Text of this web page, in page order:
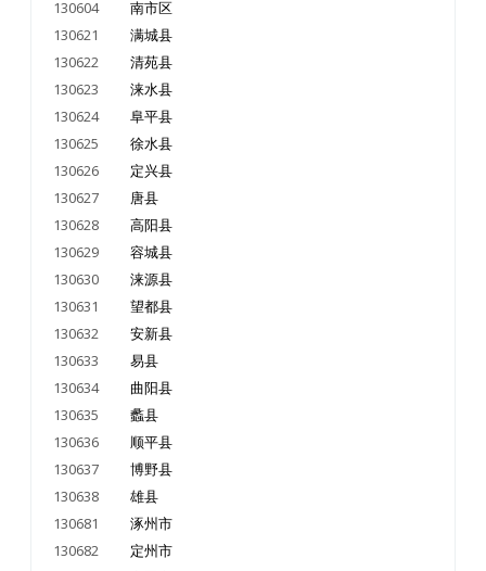
130604 南市区
130621 满城县
130622 清苑县
130623 涞水县
130624 阜平县
130625 徐水县
130626 定兴县
130627 唐县
130628 高阳县
130629 容城县
130630 涞源县
130631 望都县
130632 安新县
130633 易县
130634 曲阳县
130635 蠡县
130636 顺平县
130637 博野县
130638 雄县
130681 涿州市
130682 定州市